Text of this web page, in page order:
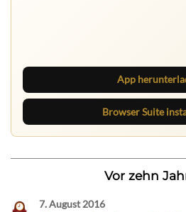
App
Browser Suite
Vor zehn
7. August 2016